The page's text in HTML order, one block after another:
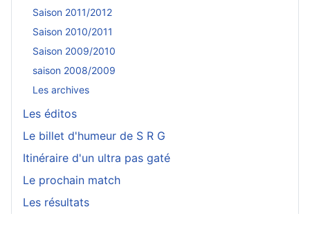
Saison 2011/2012
Saison 2010/2011
Saison 2009/2010
saison 2008/2009
Les archives
Les éditos
Le billet d'humeur de S R G
Itinéraire d'un ultra pas gaté
Le prochain match
Les résultats